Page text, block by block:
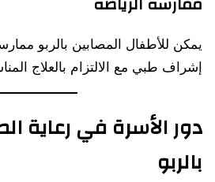
يمكن للأطفال المصابين بالربو
إشراف طبي مع الالتزام بالعلاج
دور الأسرة في رعاية
بالربو